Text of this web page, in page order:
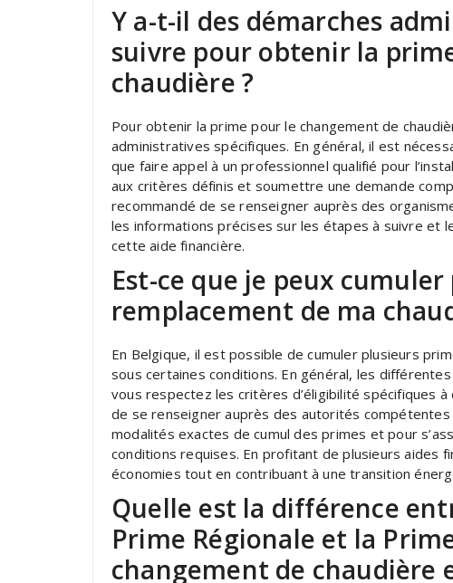
Y a-t-il des démarches
suivre pour obtenir la
chaudière ?
Pour obtenir la prime pour le changement de
administratives spécifiques. En général, il est
que faire appel à un professionnel qualifié pour
aux critères définis et soumettre une demande
recommandé de se renseigner auprès des
les informations précises sur les étapes à suivre et
cette aide financière.
Est-ce que je peux
remplacement de ma
En Belgique, il est possible de cumuler plusieurs
sous certaines conditions. En général, les
vous respectez les critères d’éligibilité spécifiques
de se renseigner auprès des autorités
modalités exactes de cumul des primes et pour
conditions requises. En profitant de plusieurs aides
économies tout en contribuant à une transition
Quelle est la différence
Prime Régionale et la
changement de chaudière